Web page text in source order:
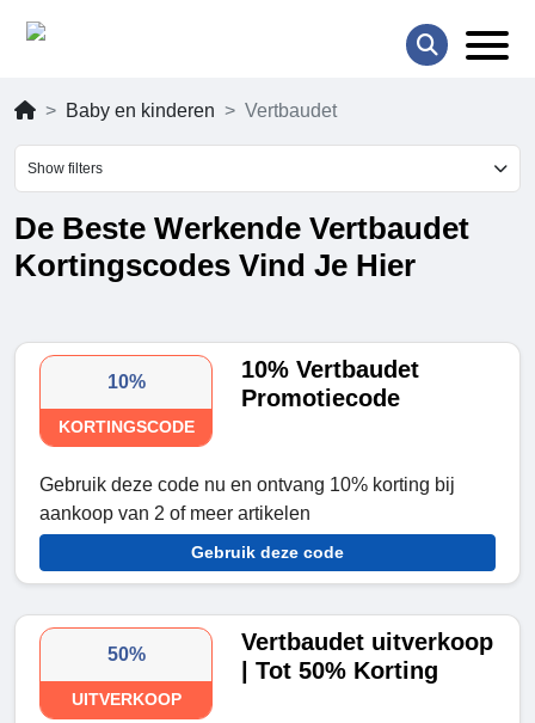
Baby en kinderen Vertbaudet
Show filters
De Beste Werkende Vertbaudet
Kortingscodes Vind Je Hier
10%
KORTINGSCODE
10% Vertbaudet
Promotiecode
Gebruik deze code nu en ontvang 10% korting bij
aankoop van 2 of meer artikelen
Gebruik deze code
50%
UITVERKOOP
Vertbaudet uitverkoop
| Tot 50% Korting